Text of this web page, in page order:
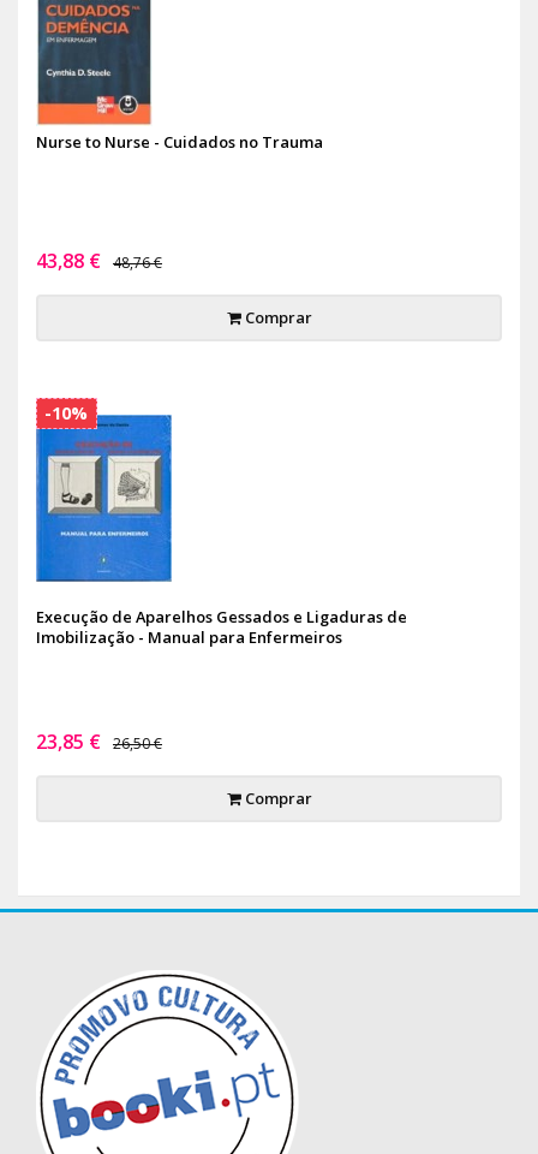
Nurse to Nurse - Cuidados no Trauma
43,88 € 48,76 €
Comprar
Execução de Aparelhos Gessados e Ligaduras de
Imobilização - Manual para Enfermeiros
23,85 € 26,50 €
Comprar
-10%